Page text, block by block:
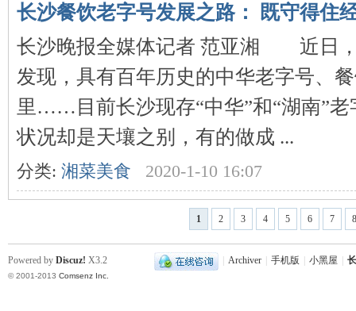
站
长沙餐饮老字号发展之路： 既守得住
长沙晚报全媒体记者 范亚湘 近日，
发现，具有百年历史的中华老字号、
里……目前长沙现存“中华”和“湖南”老
状况却是天壤之别，有的做成 ...
分类: 湘菜美食 2020-1-10 16:07
1 2 3 4 5 6 7 8
Archiver 手机版 小黑屋
Powered by Discuz! X3.2
© 2001-2013 Comsenz Inc.